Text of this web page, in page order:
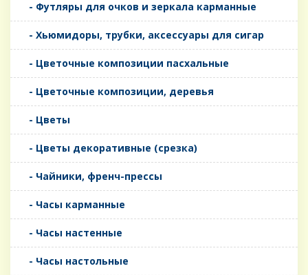
- Футляры для очков и зеркала карманные
- Хьюмидоры, трубки, аксессуары для сигар
- Цветочные композиции пасхальные
- Цветочные композиции, деревья
- Цветы
- Цветы декоративные (срезка)
- Чайники, френч-прессы
- Часы карманные
- Часы настенные
- Часы настольные